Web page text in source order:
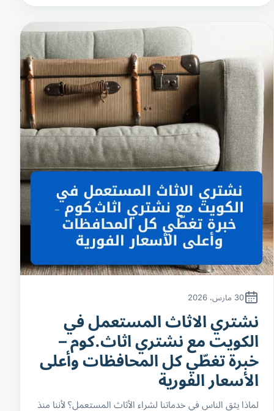
30 مارس، 2026
نشتري الاثاث المستعمل في
الكويت مع نشتري اثاث.كوم –
خبرة تغطّي كل المحافظات وأعلى
الأسعار الفورية
لماذا يثق الناس في خدماتنا لشراء الأثاث المستعمل؟ لأننا منذ